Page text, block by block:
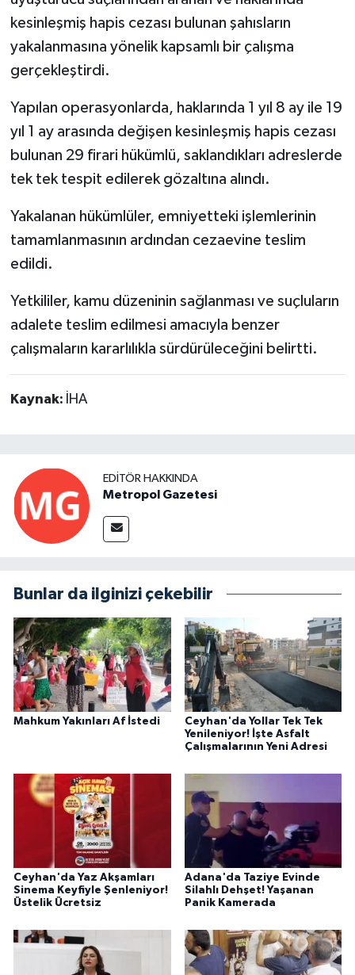
kesinleşmiş hapis cezası bulunan şahısların
yakalanmasına yönelik kapsamlı bir çalışma
gerçekleştirdi.
Yapılan operasyonlarda, haklarında 1 yıl 8 ay ile 19
yıl 1 ay arasında değişen kesinleşmiş hapis cezası
bulunan 29 firari hükümlü, saklandıkları adreslerde
tek tek tespit edilerek gözaltına alındı.
Yakalanan hükümlüler, emniyetteki işlemlerinin
tamamlanmasının ardından cezaevine teslim
edildi.
Yetkililer, kamu düzeninin sağlanması ve suçluların
adalete teslim edilmesi amacıyla benzer
çalışmaların kararlılıkla sürdürüleceğini belirtti.
Kaynak: İHA
EDITÖR HAKKINDA
Metropol Gazetesi
Bunlar da ilginizi çekebilir
Mahkum Yakınları Af İstedi
Ceyhan'da Yollar Tek Tek
Yenileniyor! İşte Asfalt
Çalışmalarının Yeni Adresi
Ceyhan'da Yaz Akşamları
Sinema Keyfiyle Şenleniyor!
Üstelik Ücretsiz
Adana'da Taziye Evinde
Silahlı Dehşet! Yaşanan
Panik Kamerada